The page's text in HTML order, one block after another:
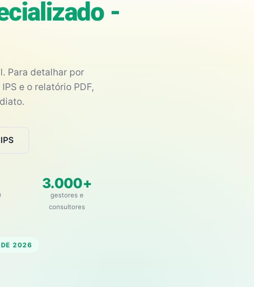
-
Para detalhar por
e o relatório PDF,
3.000+
gestores e
consultores
2026